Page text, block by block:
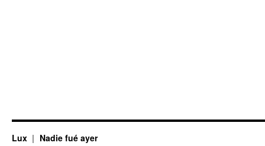
Lux Nadie fué ayer